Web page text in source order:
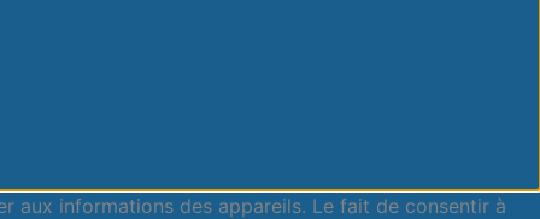
aux informations des appareils. Le fait de consentir à